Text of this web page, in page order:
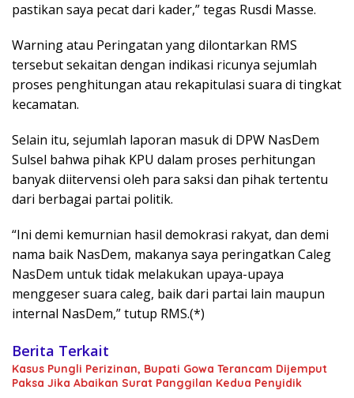
pastikan saya pecat dari kader,” tegas Rusdi Masse.
Warning atau Peringatan yang dilontarkan RMS
tersebut sekaitan dengan indikasi ricunya sejumlah
proses penghitungan atau rekapitulasi suara di tingkat
kecamatan.
Selain itu, sejumlah laporan masuk di DPW NasDem
Sulsel bahwa pihak KPU dalam proses perhitungan
banyak diitervensi oleh para saksi dan pihak tertentu
dari berbagai partai politik.
“Ini demi kemurnian hasil demokrasi rakyat, dan demi
nama baik NasDem, makanya saya peringatkan Caleg
NasDem untuk tidak melakukan upaya-upaya
menggeser suara caleg, baik dari partai lain maupun
internal NasDem,” tutup RMS.(*)
Berita Terkait
Kasus Pungli Perizinan, Bupati Gowa Terancam Dijemput
Paksa Jika Abaikan Surat Panggilan Kedua Penyidik